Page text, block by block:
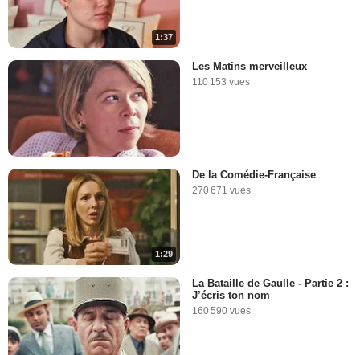
1:37
Les Matins merveilleux
110 153 vues
1:29
De la Comédie-Française
270 671 vues
La Bataille de Gaulle - Partie 2 :
J’écris ton nom
160 590 vues